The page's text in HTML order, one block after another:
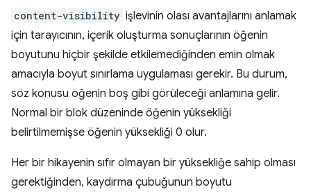
content-visibility işlevinin olası avantajlarını anlamak
için tarayıcının, içerik oluşturma sonuçlarının öğenin
boyutunu hiçbir şekilde etkilemediğinden emin olmak
amacıyla boyut sınırlama uygulaması gerekir. Bu durum,
söz konusu öğenin boş gibi görüleceği anlamına gelir.
Normal bir blok düzeninde öğenin yüksekliği
belirtilmemişse öğenin yüksekliği 0 olur.
Her bir hikayenin sıfır olmayan bir yüksekliğe sahip olması
gerektiğinden, kaydırma çubuğunun boyutu